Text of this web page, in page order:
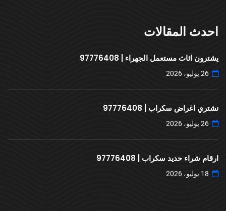
احدث المقالات
يشترون اثاث مستعمل الجهراء | 97776408
26 يوليو، 2026
نشتري اغراض سكراب | 97776408
26 يوليو، 2026
ارقام شراء حديد سكراب | 97776408
18 يوليو، 2026